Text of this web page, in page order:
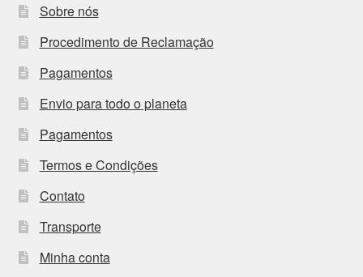
Sobre nós
Procedimento de Reclamação
Pagamentos
Envio para todo o planeta
Pagamentos
Termos e Condições
Contato
Transporte
Minha conta